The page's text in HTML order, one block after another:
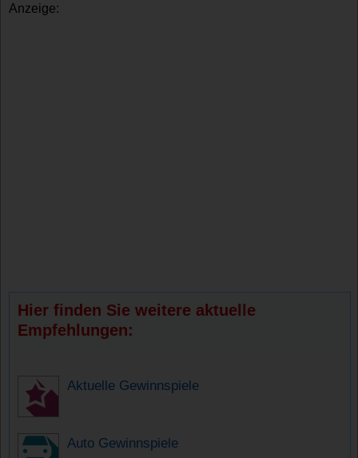
Anzeige:
Hier finden Sie weitere aktuelle
Empfehlungen:
Aktuelle Gewinnspiele
Auto Gewinnspiele